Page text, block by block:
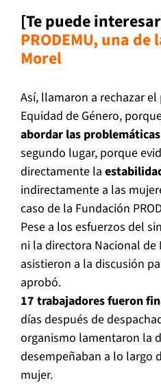
[Te puede
PRODEMU, una
Morel
Así, llamaron a rechazar
Equidad de Género,
abordar las
segundo lugar, porque
directamente la
indirectamente a las
caso de la Fundación
Pese a los esfuerzos del
ni la directora Nacional de
asistieron a la discusión
aprobó.
17 trabajadores fueron
días después de
organismo lamentaron la
desempeñaban a lo largo
mujer.